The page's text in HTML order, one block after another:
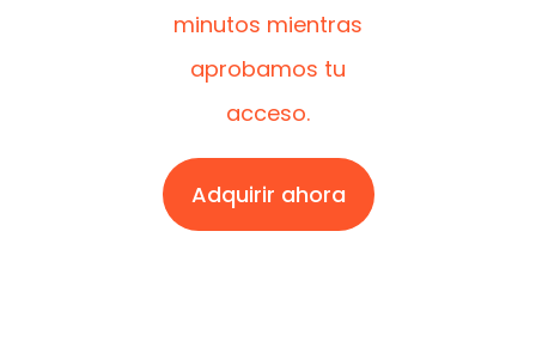
minutos mientras
aprobamos tu
acceso.
Adquirir ahora